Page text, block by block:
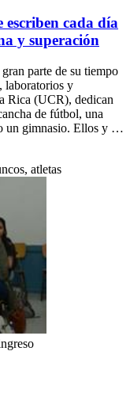
escriben cada día
y superación
parte de su tiempo
laboratorios y
Rica (UCR), dedican
de fútbol, una
un gimnasio. Ellos y …
atletas